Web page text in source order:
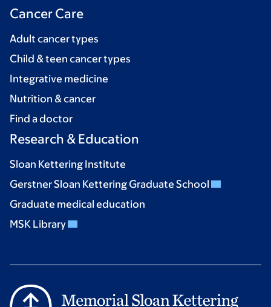
Cancer Care
Adult cancer types
Child & teen cancer types
Integrative medicine
Nutrition & cancer
Find a doctor
Research & Education
Sloan Kettering Institute
Gerstner Sloan Kettering Graduate School
Graduate medical education
MSK Library